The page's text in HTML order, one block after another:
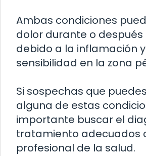
Ambas condiciones
dolor durante o después
debido a la inflamación
sensibilidad en la zona
Si sospechas que
alguna de estas
importante buscar el
tratamiento adecuados
profesional de la salud.